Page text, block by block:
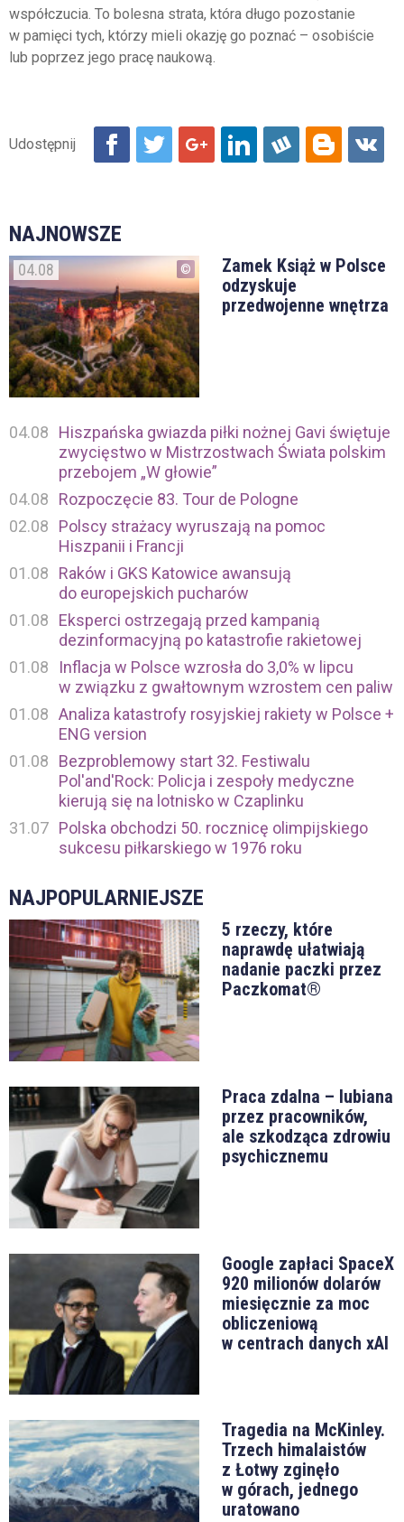
współczucia. To bolesna strata, która długo pozostanie
w pamięci tych, którzy mieli okazję go poznać – osobiście
lub poprzez jego pracę naukową.
NAJNOWSZE
04.08
Zamek Książ w Polsce
odzyskuje
przedwojenne wnętrza
04.08
Hiszpańska gwiazda piłki nożnej Gavi świętuje
zwycięstwo w Mistrzostwach Świata polskim
przebojem „W głowie”
04.08
Rozpoczęcie 83. Tour de Pologne
02.08
Polscy strażacy wyruszają na pomoc
Hiszpanii i Francji
01.08
Raków i GKS Katowice awansują
do europejskich pucharów
01.08
Eksperci ostrzegają przed kampanią
dezinformacyjną po katastrofie rakietowej
01.08
Inflacja w Polsce wzrosła do 3,0% w lipcu
w związku z gwałtownym wzrostem cen paliw
01.08 Analiza katastrofy rosyjskiej rakiety w Polsce +
ENG version
01.08
Bezproblemowy start 32. Festiwalu
Pol'and'Rock: Policja i zespoły medyczne
kierują się na lotnisko w Czaplinku
31.07 Polska obchodzi 50. rocznicę olimpijskiego
sukcesu piłkarskiego w 1976 roku
NAJPOPULARNIEJSZE
5 rzeczy, które
naprawdę ułatwiają
nadanie paczki przez
Paczkomat®
Praca zdalna – lubiana
przez pracowników,
ale szkodząca zdrowiu
psychicznemu
Google zapłaci SpaceX
920 milionów dolarów
miesięcznie za moc
obliczeniową
w centrach danych xAI
Tragedia na McKinley.
Trzech himalaistów
z Łotwy zginęło
w górach, jednego
uratowano